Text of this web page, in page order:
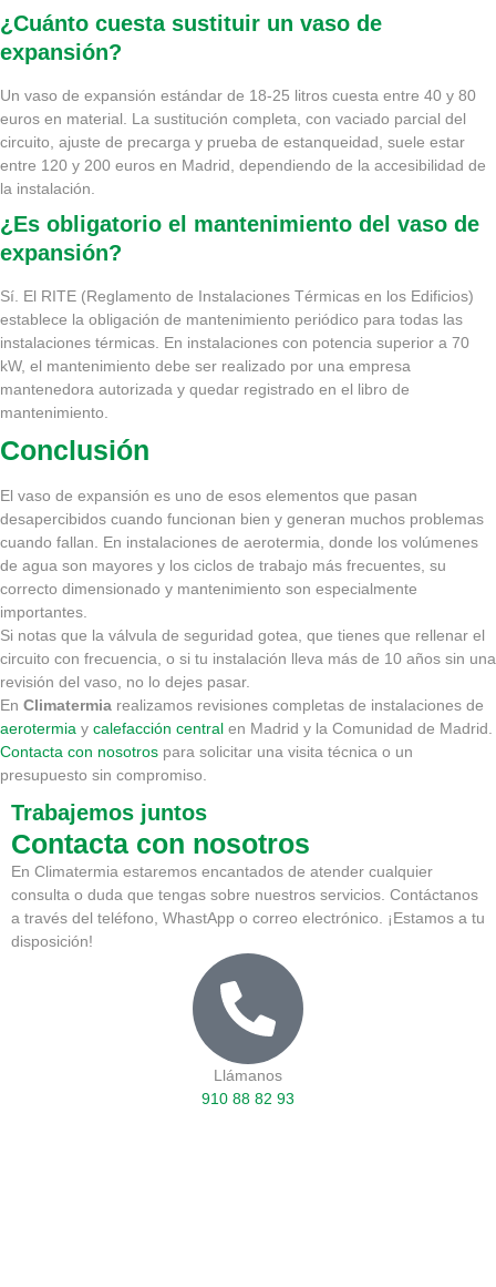
¿Cuánto cuesta sustituir un vaso de
expansión?
Un vaso de expansión estándar de 18-25 litros cuesta entre 40 y 80
euros en material. La sustitución completa, con vaciado parcial del
circuito, ajuste de precarga y prueba de estanqueidad, suele estar
entre 120 y 200 euros en Madrid, dependiendo de la accesibilidad de
la instalación.
¿Es obligatorio el mantenimiento del vaso de
expansión?
Sí. El RITE (Reglamento de Instalaciones Térmicas en los Edificios)
establece la obligación de mantenimiento periódico para todas las
instalaciones térmicas. En instalaciones con potencia superior a 70
kW, el mantenimiento debe ser realizado por una empresa
mantenedora autorizada y quedar registrado en el libro de
mantenimiento.
Conclusión
El vaso de expansión es uno de esos elementos que pasan
desapercibidos cuando funcionan bien y generan muchos problemas
cuando fallan. En instalaciones de aerotermia, donde los volúmenes
de agua son mayores y los ciclos de trabajo más frecuentes, su
correcto dimensionado y mantenimiento son especialmente
importantes.
Si notas que la válvula de seguridad gotea, que tienes que rellenar el
circuito con frecuencia, o si tu instalación lleva más de 10 años sin una
revisión del vaso, no lo dejes pasar.
En Climatermia realizamos revisiones completas de instalaciones de
aerotermia y calefacción central en Madrid y la Comunidad de Madrid.
Contacta con nosotros para solicitar una visita técnica o un
presupuesto sin compromiso.
Trabajemos juntos
Contacta con nosotros
En Climatermia estaremos encantados de atender cualquier
consulta o duda que tengas sobre nuestros servicios. Contáctanos
a través del teléfono, WhastApp o correo electrónico. ¡Estamos a tu
disposición!
Llámanos
910 88 82 93